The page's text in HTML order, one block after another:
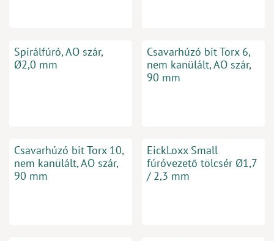
Spirálfúró, AO szár,
Ø2,0 mm
Csavarhúzó bit Torx 6,
nem kanülált, AO szár,
90 mm
Csavarhúzó bit Torx 10,
nem kanülált, AO szár,
90 mm
EickLoxx Small
fúróvezető tölcsér Ø1,7
/ 2,3 mm